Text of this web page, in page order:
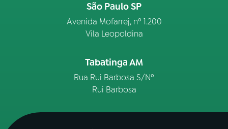
São Paulo SP
Avenida Mofarrej, nº 1.200
Vila Leopoldina
Tabatinga AM
Rua Rui Barbosa S/Nº
Rui Barbosa